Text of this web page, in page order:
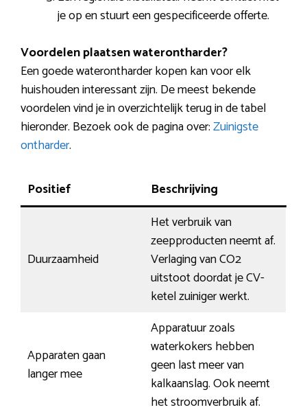
je op en stuurt een gespecificeerde offerte.
Voordelen plaatsen waterontharder?
Een goede waterontharder kopen kan voor elk
huishouden interessant zijn. De meest bekende
voordelen vind je in overzichtelijk terug in de tabel
hieronder. Bezoek ook de pagina over:Zuinigste
ontharder.
Positief Beschrijving
Duurzaamheid
Het verbruik van
zeepproducten neemt af.
Verlaging van CO2
uitstoot doordat je CV-
ketel zuiniger werkt.
Apparaten gaan
langer mee
Apparatuur zoals
waterkokers hebben
geen last meer van
kalkaanslag. Ook neemt
het stroomverbruik af.